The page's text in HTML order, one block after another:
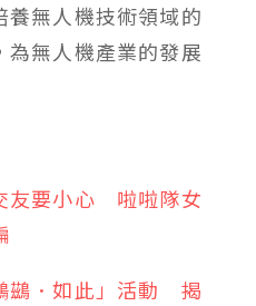
養無人機技術領域的
為無人機產業的發展
友要小心 啦啦隊女
鷀．如此」活動 揭